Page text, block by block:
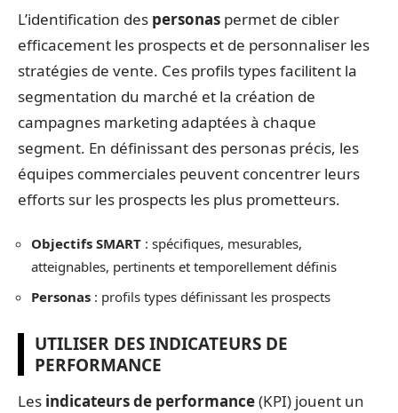
L’identification des personas permet de cibler
efficacement les prospects et de personnaliser les
stratégies de vente. Ces profils types facilitent la
segmentation du marché et la création de
campagnes marketing adaptées à chaque
segment. En définissant des personas précis, les
équipes commerciales peuvent concentrer leurs
efforts sur les prospects les plus prometteurs.
Objectifs SMART : spécifiques, mesurables,
atteignables, pertinents et temporellement définis
Personas : profils types définissant les prospects
UTILISER DES INDICATEURS DE
PERFORMANCE
Les indicateurs de performance(KPI) jouent un